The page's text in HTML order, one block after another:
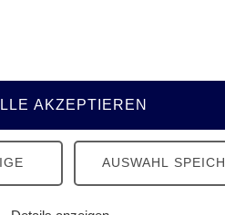
- Erfahren Sie
Johannitern
AKZEPTIEREN
AUSWAHL